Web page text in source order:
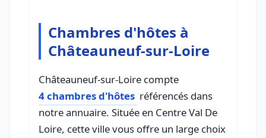
Chambres d'hôtes à
Châteauneuf-sur-Loire
Châteauneuf-sur-Loire compte
4 chambres d'hôtes référencés dans
notre annuaire. Située en Centre Val De
Loire, cette ville vous offre un large choix